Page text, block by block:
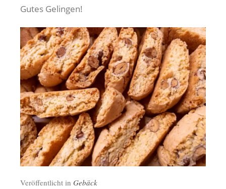
Gutes Gelingen!
Veröffentlicht in Gebäck